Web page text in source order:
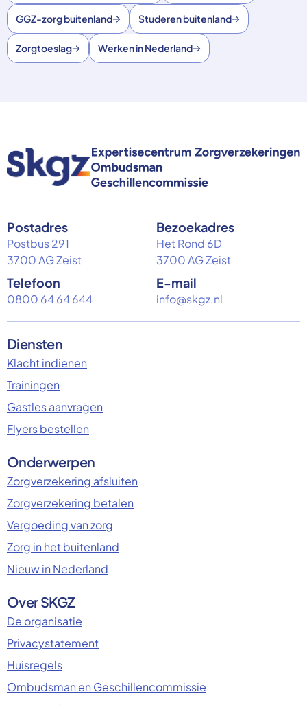
GGZ-zorg buitenland Studeren buitenland
Zorgtoeslag Werken in Nederland
Postadres
Postbus 291
3700 AG Zeist
Bezoekadres
Het Rond 6D
3700 AG Zeist
Telefoon
0800 64 64 644
E-mail
info@skgz.nl
Diensten
Klacht indienen
Trainingen
Gastles aanvragen
Flyers bestellen
Onderwerpen
Zorgverzekering afsluiten
Zorgverzekering betalen
Vergoeding van zorg
Zorg in het buitenland
Nieuw in Nederland
Over SKGZ
De organisatie
Privacystatement
Huisregels
Ombudsman en Geschillencommissie